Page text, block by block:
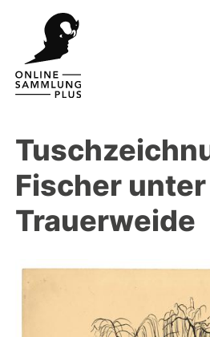
Fischer unter
Trauerweide